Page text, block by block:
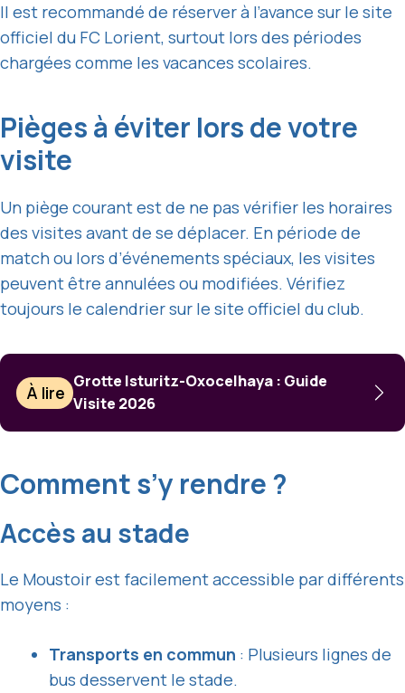
Il est recommandé de réserver à l’avance sur le site
officiel du FC Lorient, surtout lors des périodes
chargées comme les vacances scolaires.
Pièges à éviter lors de votre
visite
Un piège courant est de ne pas vérifier les horaires
des visites avant de se déplacer. En période de
match ou lors d’événements spéciaux, les visites
peuvent être annulées ou modifiées. Vérifiez
toujours le calendrier sur le site officiel du club.
À lire
Grotte Isturitz-Oxocelhaya : Guide
Visite 2026
Comment s’y rendre ?
Accès au stade
Le Moustoir est facilement accessible par différents
moyens :
Transports en commun : Plusieurs lignes de
bus desservent le stade.